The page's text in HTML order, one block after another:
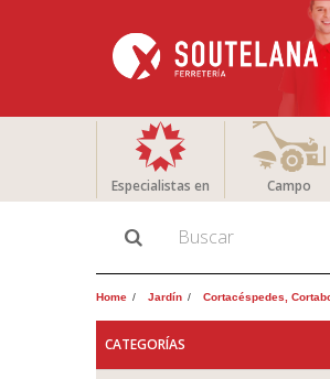
Especialistas en Campo
Home Jardín Cortacéspedes,
CATEGORÍAS